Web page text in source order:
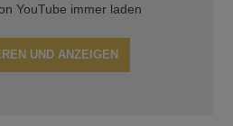
YouTube immer laden
UND ANZEIGEN